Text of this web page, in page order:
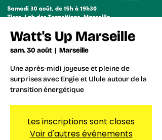
Watt's Up Marseille
sam. 30 août
  |
Marseille
Une après-midi joyeuse et pleine de
surprises avec Engie et Ulule autour de la
transition énergétique
Les inscriptions sont closes
Voir d'autres événements